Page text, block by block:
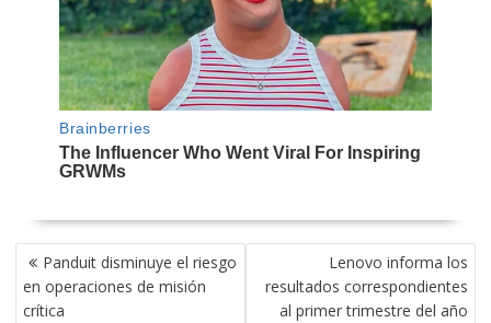
NAVEGACIÓN
DE
ENTRADAS
Panduit disminuye el riesgo
en operaciones de misión
crítica
Lenovo informa los
resultados correspondientes
al primer trimestre del año